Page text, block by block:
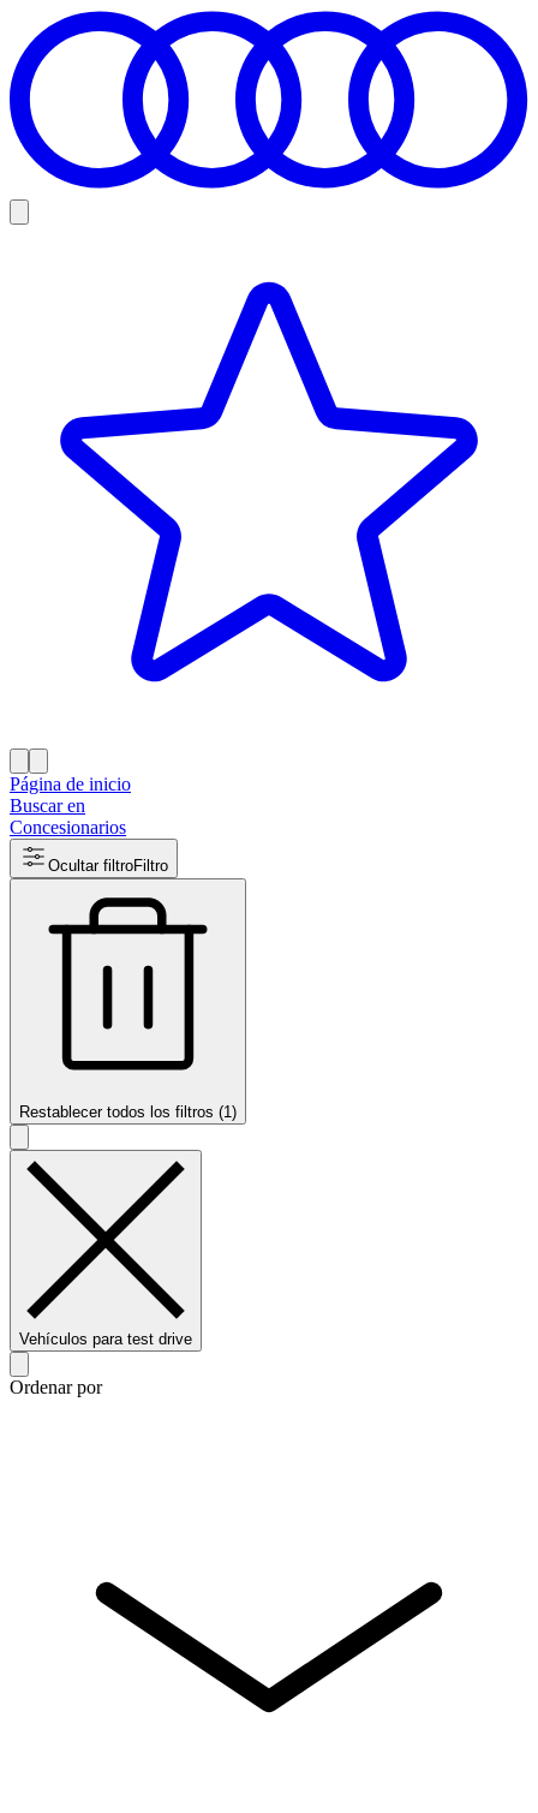
Página de inicio
Buscar en
Concesionarios
Ocultar filtroFiltro
Restablecer todos los filtros (1)
Vehículos para test drive
Ordenar por